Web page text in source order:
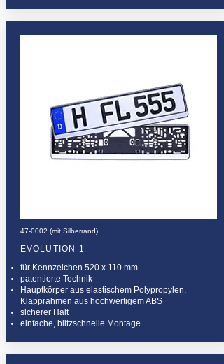
47-0002 (mit Silberrand)
EVOLUTION 1
für Kennzeichen 520 x 110 mm
patentierte Technik
Hauptkörper aus elastischem Polypropylen,
Klapprahmen aus hochwertigem ABS
sicherer Halt
einfache, blitzschnelle Montage